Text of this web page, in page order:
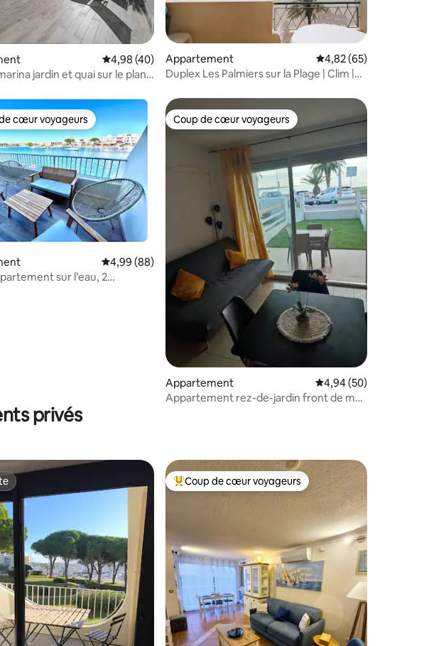
sur la base de 51 commentaires : 5 sur 5
Évaluation moyenne sur la base de 40 commentaires : 4,98 sur 5
4,98 (40)
jardin et quai sur le plan
Appartement Évaluation moyenne
4,82 (65)
Duplex Les Palmiers sur la Plage | Clim |
sur la base de 20 commentaires : 5 sur 5
cœur voyageurs les plus appréciés
cœur voyageurs
Évaluation moyenne sur la base de 88 commentaires : 4,99 sur 5
4,99 (88)
sur l’eau, 2
Coup de cœur voyageurs
Coup de cœur voyageurs
Appartement Évaluation moyenne
4,94 (50)
Appartement rez-de-jardin front de mer
privés
Coups de cœur voyageurs les plus appréciés
Coup de cœur voyageurs